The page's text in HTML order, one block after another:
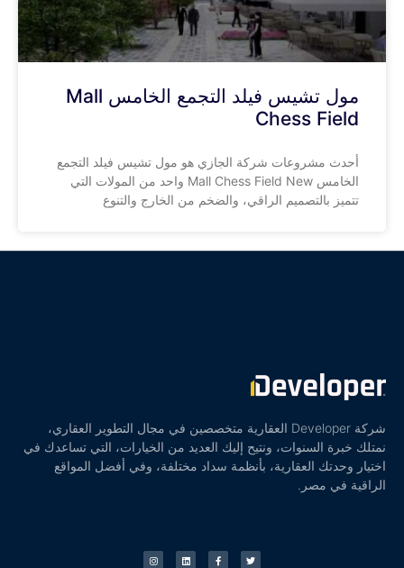
مول تشيس فيلد التجمع الخامس Mall
Chess Field
أحدث مشروعات شركة الجازي هو مول تشيس فيلد التجمع
الخامس Mall Chess Field New واحد من المولات التي
تتميز بالتصميم الراقي، والضخم من الخارج والتنوع
شركة Developer العقارية متخصصين في مجال التطوير العقاري،
نمتلك خبرة السنوات، ونتيح إليك العديد من الخيارات، التي تساعدك في
اختيار وحدتك العقارية، بأنظمة سداد مختلفة، وفي أفضل المواقع
الراقية في مصر.